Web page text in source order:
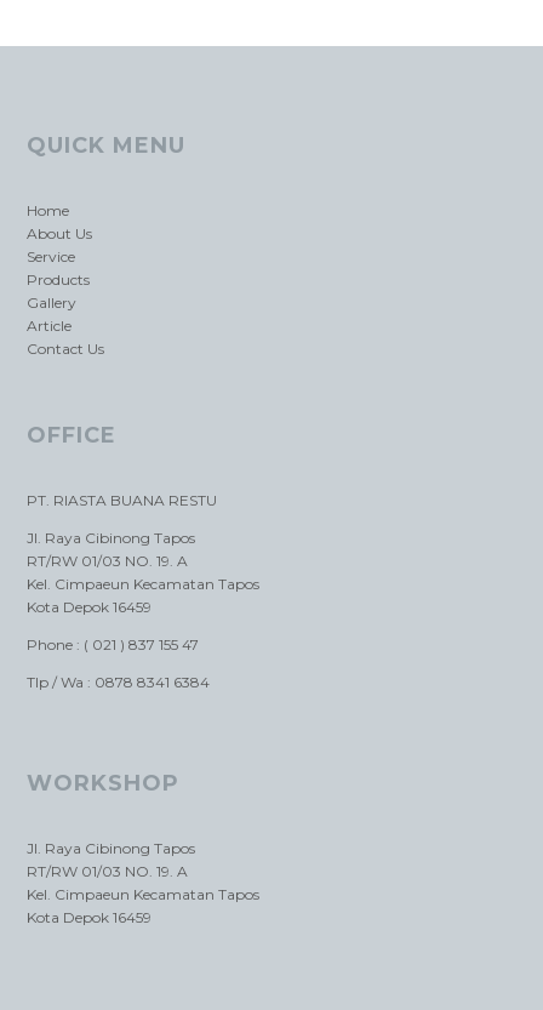
QUICK MENU
Home
About Us
Service
Products
Gallery
Article
Contact Us
OFFICE
PT. RIASTA BUANA RESTU
Jl. Raya Cibinong Tapos
RT/RW 01/03 NO. 19. A
Kel. Cimpaeun Kecamatan Tapos
Kota Depok 16459
Phone : ( 021 ) 837 155 47
Tlp / Wa : 0878 8341 6384
WORKSHOP
Jl. Raya Cibinong Tapos
RT/RW 01/03 NO. 19. A
Kel. Cimpaeun Kecamatan Tapos
Kota Depok 16459